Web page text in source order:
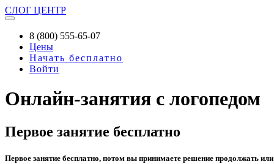
СЛОГ ЦЕНТР
8 (800) 555-65-07
Цены
Начать бесплатно
Войти
Онлайн-занятия с логопедом
Первое занятие бесплатно
Первое занятие бесплатно, потом вы принимаете решение продолжать или